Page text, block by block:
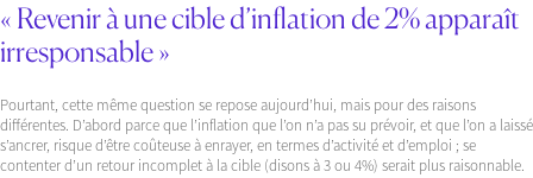
« Revenir à une cible d’inflation de 2% apparaît
irresponsable »
Pourtant, cette même question se repose aujourd’hui, mais pour des raisons
différentes. D’abord parce que l’inflation que l’on n’a pas su prévoir, et que l’on a laissé
s’ancrer, risque d’être coûteuse à enrayer, en termes d’activité et d’emploi ; se
contenter d’un retour incomplet à la cible (disons à 3 ou 4%) serait plus raisonnable.